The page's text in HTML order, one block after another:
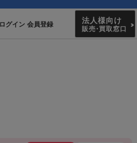
ログイン 会員登録 法人様向け
販売・買取窓口